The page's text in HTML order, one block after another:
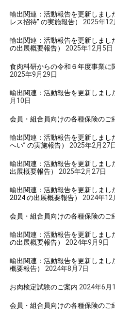
輸出関連：活動報告を更新しまし
レス招待” の実施報告）
2025年12
輸出関連：活動報告を更新しまし
の出展概要報告）
2025年12月5日
食肉科研からの令和６年度事業に
2025年9月29日
輸出関連：活動報告を更新しまし
月10日
会員・組合員向けの各種保険のご
輸出関連：活動報告を更新しまし
へい” の実施報告）
2025年2月27
輸出関連：活動報告を更新しまし
出展概要報告）
2025年2月27日
輸出関連：活動報告を更新しまし
2024 の出展概要報告）
2024年12
会員・組合員向けの各種保険のご
輸出関連：活動報告を更新しまし
の出展概要報告）
2024年9月9日
輸出関連：活動報告を更新しまし
概要報告）
2024年8月7日
お肉検定試験のご案内 2024年6月
会員・組合員向けの各種保険のご